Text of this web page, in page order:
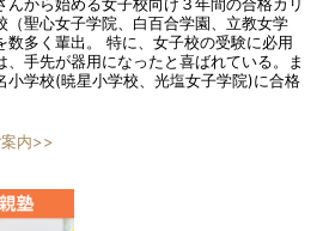
（聖心女子学院、白百合学園、立教女学
数多く輩出。 特に、女子校の受験に必用
手先が器用になったと喜ばれている。ま
小学校(暁星小学校、光塩女子学院)に合格
内>>